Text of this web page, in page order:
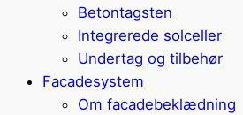
Betontagsten
Integrerede solceller
Undertag og tilbehør
Facadesystem
Om facadebeklædning